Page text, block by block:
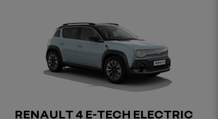
RENAULT 4 E-TECH ELECTRIC